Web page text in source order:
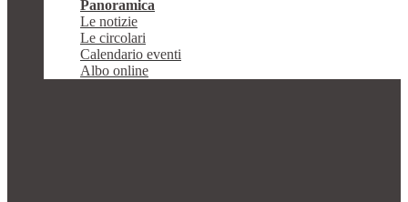
Panoramica
Le notizie
Le circolari
Calendario eventi
Albo online